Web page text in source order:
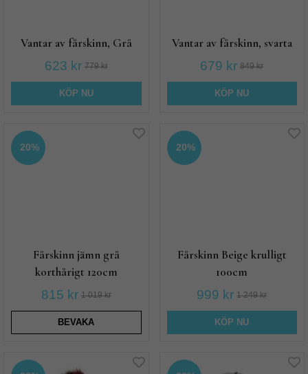
Vantar av fårskinn, Grå
623 kr 779 kr
KÖP NU
Vantar av fårskinn, svarta
679 kr 849 kr
KÖP NU
20%
Fårskinn jämn grå
korthårigt 120cm
815 kr 1 019 kr
BEVAKA
20%
Fårskinn Beige krulligt
100cm
999 kr 1 249 kr
KÖP NU